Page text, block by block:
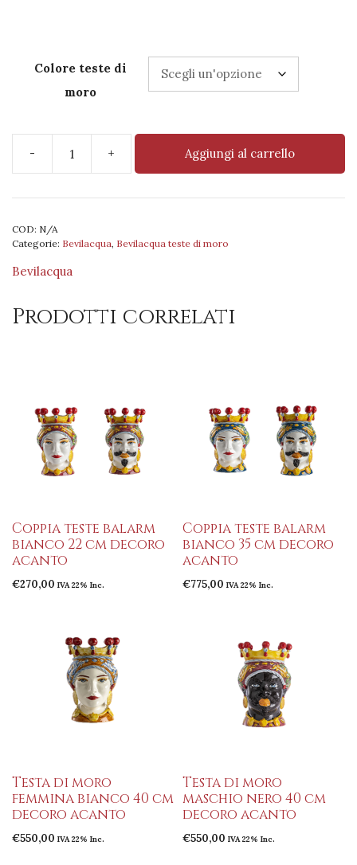
Colore teste di
moro
-
Testa
di
35
striscia
+ Aggiungi al carrello
COD: N/A
Categorie: Bevilacqua, Bevilacqua teste di moro
Bevilacqua
Prodotti correlati
Coppia teste balarm
bianco 22 cm decoro
acanto
€270,00 IVA 22% Inc.
Coppia teste balarm
bianco 35 cm decoro
acanto
€775,00 IVA 22% Inc.
Testa di moro
femmina bianco 40 cm
decoro acanto
€550,00 IVA 22% Inc.
Testa di moro
maschio nero 40 cm
decoro acanto
€550,00 IVA 22% Inc.